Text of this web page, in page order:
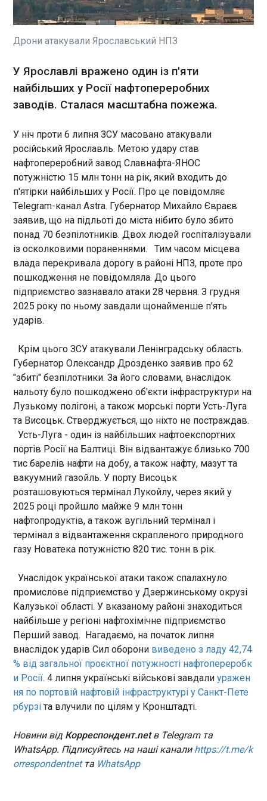
завдали щонайменше п'ять ударів.
жорстко розкритикував роботу арбітрів після
матчу Англія - Мексика . На його думку, ключові
моменти були спірними, включно із ситуацією з
переглянутий за допомогою
ВАР, наводить слова наставника BBC .
ЧИТАТЬ
Федоров проситиме міністрів оборони
за рахунок законтрактованого постачання
11:31:43
Міністр оборони України
Михайло Федоров проситиме
іноземних колег передати
ракети до систем ППО Patriot
зі складів – за рахунок
контрактів про майбутні
постачання. За місяць у світі
таких ракет виробляють
менше, ніж Росія запускає по
українцях.
ЧИТАТЬ
Евакуація у Вишневому: через загрозу вибухів
вивезли понад 500 людей
11:26:11
У Вишневому на Київщині тимчасово
евакуювали понад 500 людей через загрозу
повторної детонації після російського обстрілу.
Клименко у понеділок, 6 липня.
ЧИТАТЬ
Кількість жертв землетрусів у Венесуелі
стрімко зросла
11:22:08
Кількість загиблих внаслідок двох землетрусів у
Венесуелі зросла до 3342. Такі дані
оприлюднило у неділю, 5 липня, Міністерство
інформації Венесуели, пише Reuters. Згідно з
новими даними, кількість поранених становить
16 470 осіб, а кількість людей, що залишилися
без даху над головою, зросла до 17 345.
Тимчасова президентка Делсі Родрігес
оголосила про створення нового військового
надзвичайних ситуацій та наслідків катастроф
на тлі зростаючого невдоволення через те, що
багато хто вважає реакцію влади на катастрофу
запізнілою та недостатньою. Нагадаємо, 24
червня у Венесуелі ставсяземлетрус магнітудою
7,2, а менш ніж через хвилину після нього -
поштовх магнітудою 7,5. Це найпотужніший
землетрус у Венесуелі з 1900 року. Раніше
повідомлялося, що внаслідок землетрусів у
Венесуелі загинули щонайменше 2954 людини .
У Венесуелі живим з-під завалів дістали
чоловіка, який пробув там 8 днів
ЧИТАТЬ
У ПС пояснили, чому балістика прорвалася
11:17:40
Українська ППО не перехопила жодної
російської балістичної ракети під час масованої
атаки на Київ 6 липня через брак ракет-
перехоплювачів для систем Patriot. Про це
сказав начальник управління комунікацій
Повітряних сил ЗСУ Юрій Ігнат в ефірі
телемарафону в понеділок.
ЧИТАТЬ
Знесло пʼять поверхів в одному під'їзді:
росіяни влучили по будинку в Подільському
11:13:04
Дрони атакували Ярославський НПЗ
У Ярославлі вражено один із п'яти
найбільших у Росії нафтопереробних
заводів. Сталася масштабна пожежа.
У ніч проти 6 липня ЗСУ масовано атакували
російський Ярославль. Метою удару став
нафтопереробний завод Славнафта-ЯНОС
потужністю 15 млн тонн на рік, який входить до
п'ятірки найбільших у Росії. Про це повідомляє
Telegram-канал Astra. Губернатор Михайло Євраєв
заявив, що на підльоті до міста нібито було збито
понад 70 безпілотників. Двох людей госпіталізували
із осколковими пораненнями. Тим часом місцева
влада перекривала дорогу в районі НПЗ, проте про
пошкодження не повідомляла. До цього
підприємство зазнавало атаки 28 червня. З грудня
2025 року по ньому завдали щонайменше п'ять
ударів.
Крім цього ЗСУ атакували Ленінградську область.
Губернатор Олександр Дрозденко заявив про 62
"збиті" безпілотники. За його словами, внаслідок
нальоту було пошкоджено об'єкти інфраструктури на
Лузькому полігоні, а також морські порти Усть-Луга
та Висоцьк. Стверджується, що ніхто не постраждав.
Усть-Луга - один із найбільших нафтоекспортних
портів Росії на Балтиці. Він відвантажує близько 700
тис барелів нафти на добу, а також нафту, мазут та
вакуумний газойль. У порту Висоцьк
розташовуються термінал Лукойлу, через який у
2025 році пройшло майже 9 млн тонн
нафтопродуктів, а також вугільний термінал і
термінал з відвантаження скрапленого природного
газу Новатека потужністю 820 тис. тонн в рік.
Унаслідок української атаки також спалахнуло
промислове підприємство у Дзержинському окрузі
Калузької області. У вказаному районі знаходиться
найбільше у регіоні нафтохімічне підприємство
Перший завод. Нагадаємо, на початок липня
внаслідок ударів Сил оборони виведено з ладу 42,74
% від загальної проєктної потужності нафтопереробк
и Росії. 4 липня українські військові завдалиуражен
ня по портовій нафтовій інфраструктурі у Санкт-Пете
рбурзі та влучили по цілям у Кронштадті.
Новини від Корреспондент.netв Telegram та
WhatsApp. Підписуйтесь на наші канали https://t.me/k
orrespondentnetта WhatsApp